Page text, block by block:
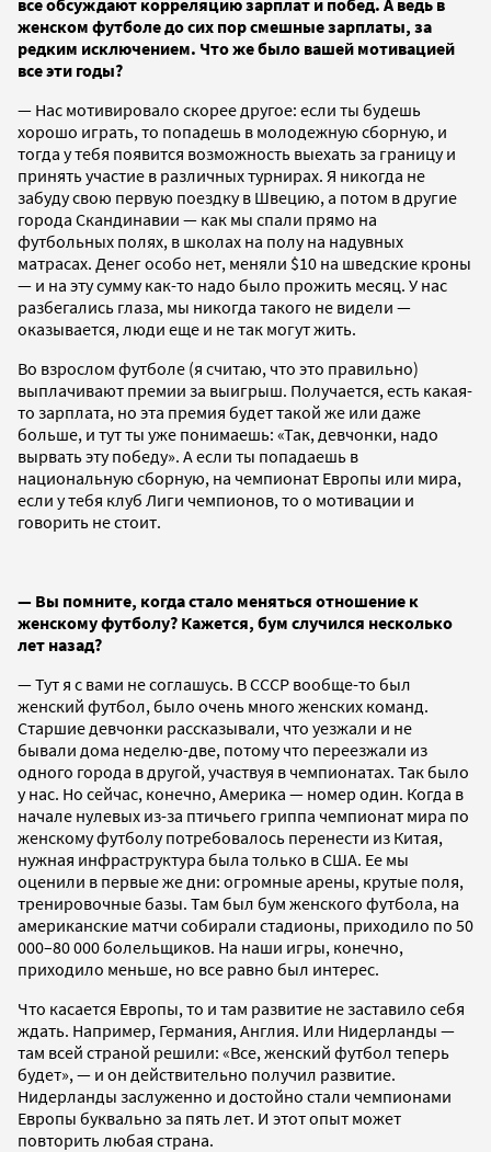
женском футболе до сих пор смешные зарплаты, за
редким исключением. Что же было вашей мотивацией
все эти годы?
— Нас мотивировало скорее другое: если ты будешь
хорошо играть, то попадешь в молодежную сборную, и
тогда у тебя появится возможность выехать за границу и
принять участие в различных турнирах. Я никогда не
забуду свою первую поездку в Швецию, а потом в другие
города Скандинавии — как мы спали прямо на
футбольных полях, в школах на полу на надувных
матрасах. Денег особо нет, меняли $10 на шведские кроны
— и на эту сумму как-то надо было прожить месяц. У нас
разбегались глаза, мы никогда такого не видели —
оказывается, люди еще и не так могут жить.
Во взрослом футболе (я считаю, что это правильно)
выплачивают премии за выигрыш. Получается, есть какая-
то зарплата, но эта премия будет такой же или даже
больше, и тут ты уже понимаешь: «Так, девчонки, надо
вырвать эту победу». А если ты попадаешь в
национальную сборную, на чемпионат Европы или мира,
если у тебя клуб Лиги чемпионов, то о мотивации и
говорить не стоит.
— Вы помните, когда стало меняться отношение к
женскому футболу? Кажется, бум случился несколько
лет назад?
— Тут я с вами не соглашусь. В СССР вообще-то был
женский футбол, было очень много женских команд.
Старшие девчонки рассказывали, что уезжали и не
бывали дома неделю-две, потому что переезжали из
одного города в другой, участвуя в чемпионатах. Так было
у нас. Но сейчас, конечно, Америка — номер один. Когда в
начале нулевых из-за птичьего гриппа чемпионат мира по
женскому футболу потребовалось перенести из Китая,
нужная инфраструктура была только в США. Ее мы
оценили в первые же дни: огромные арены, крутые поля,
тренировочные базы. Там был бум женского футбола, на
американские матчи собирали стадионы, приходило по 50
000–80 000 болельщиков. На наши игры, конечно,
приходило меньше, но все равно был интерес.
Что касается Европы, то и там развитие не заставило себя
ждать. Например, Германия, Англия. Или Нидерланды —
там всей страной решили: «Все, женский футбол теперь
будет», — и он действительно получил развитие.
Нидерланды заслуженно и достойно стали чемпионами
Европы буквально за пять лет. И этот опыт может
повторить любая страна.